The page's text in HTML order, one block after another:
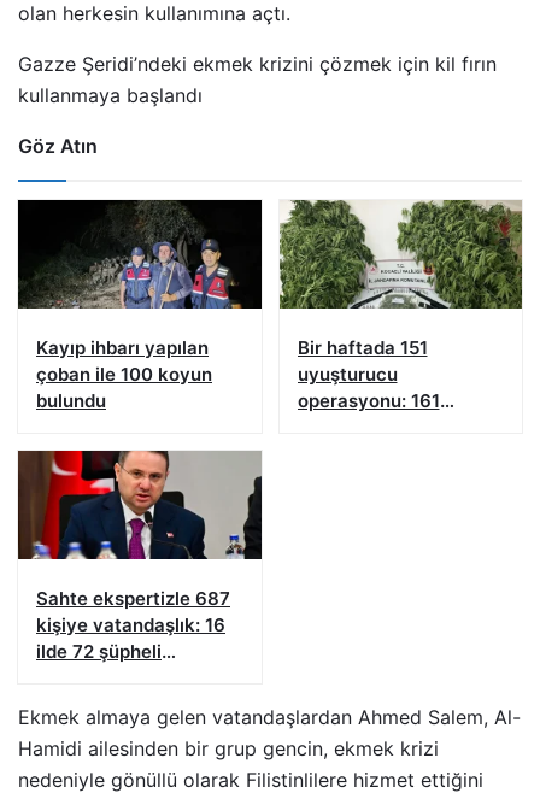
olan herkesin kullanımına açtı.
Gazze Şeridi’ndeki ekmek krizini çözmek için kil fırın
kullanmaya başlandı
Göz Atın
Kayıp ihbarı yapılan
çoban ile 100 koyun
bulundu
Bir haftada 151
uyuşturucu
operasyonu: 161
Sahte ekspertizle 687
kişiye vatandaşlık: 16
ilde 72 şüpheli
Ekmek almaya gelen vatandaşlardan Ahmed Salem, Al-
Hamidi ailesinden bir grup gencin, ekmek krizi
nedeniyle gönüllü olarak Filistinlilere hizmet ettiğini